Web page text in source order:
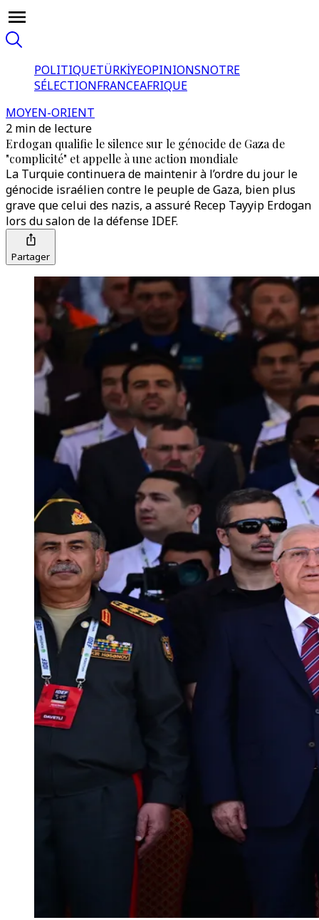
POLITIQUETÜRKİYEOPINIONSNOTRE
SÉLECTIONFRANCEAFRIQUE
MOYEN-ORIENT
2 min de lecture
Erdogan qualifie le silence sur le génocide de Gaza de
"complicité" et appelle à une action mondiale
La Turquie continuera de maintenir à l’ordre du jour le
génocide israélien contre le peuple de Gaza, bien plus
grave que celui des nazis, a assuré Recep Tayyip Erdogan
lors du salon de la défense IDEF.
Partager